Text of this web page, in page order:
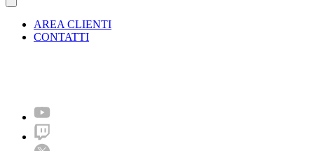
AREA CLIENTI
CONTATTI